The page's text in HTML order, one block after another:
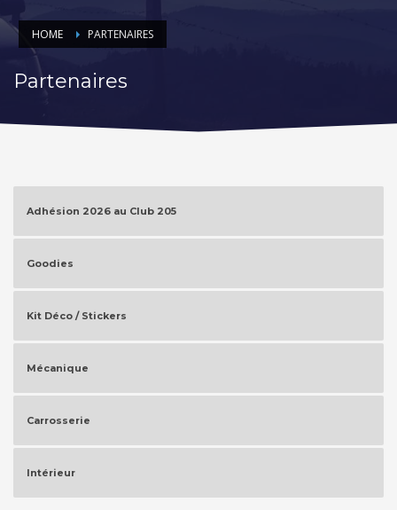
HOME PARTENAIRES
Partenaires
Adhésion 2026 au Club 205
Goodies
Kit Déco / Stickers
Mécanique
Carrosserie
Intérieur